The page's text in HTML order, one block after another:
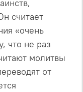
считает
«очень
что не раз
молитвы
от